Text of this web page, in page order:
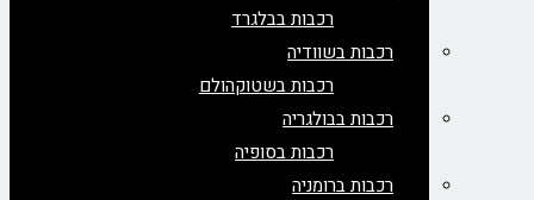
רכבות בבלגרד
רכבות בשוודיה
רכבות בשטוקהולם
רכבות בבולגריה
רכבות בסופיה
רכבות ברומניה